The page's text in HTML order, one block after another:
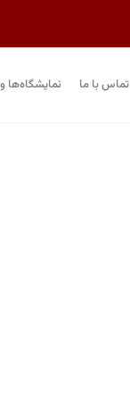
تماس با ما نمایشگاه‌ها